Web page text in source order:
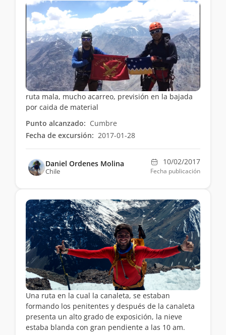
ruta mala, mucho acarreo, previsión en la bajada
por caida de material
Punto alcanzado: Cumbre
Fecha de excursión: 2017-01-28
Daniel Ordenes Molina
Chile
10/02/2017
Fecha publicación
Una ruta en la cual la canaleta, se estaban
formando los penitentes y después de la canaleta
presenta un alto grado de exposición, la nieve
estaba blanda con gran pendiente a las 10 am.